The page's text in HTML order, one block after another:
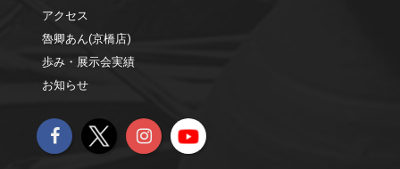
アクセス
魯卿あん(京橋店)
歩み・展示会実績
お知らせ